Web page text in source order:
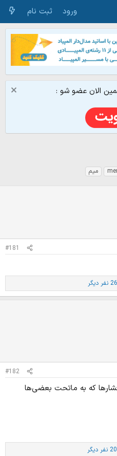
ورود ثبت نام
الان عضو شو :
میم
#181
#182
که به ماتحت بعضی‌ها